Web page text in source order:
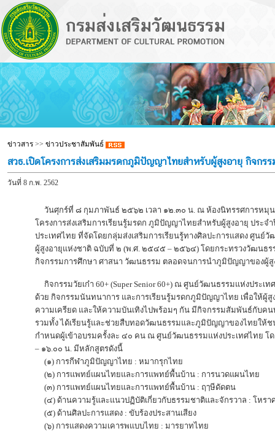
ข่าวสาร>> ข่าวประชาสัมพันธ์
สวธ.เปิดโครงการส่งเสริมมรดกภูมิปัญญาไทยสำหรับผู้สูงอายุ กิจกร
วันที่ 8 ก.พ. 2562
วันศุกร์ที่ ๘ กุมภาพันธ์ ๒๕๖๒ เวลา ๑๒.๓๐ น. ณ ห้องนิทรรศการหมุน
โครงการส่งเสริมการเรียนรู้มรดก ภูมิปัญญาไทยสำหรับผู้สูงอายุ ประจ
ประเทศไทย ที่จัดโดยกลุ่มส่งเสริมการเรียนรู้ทางศิลปะการแสดง ศูน
ผู้สูงอายุแห่งชาติ ฉบับที่ ๒ (พ.ศ. ๒๕๔๕ – ๒๕๖๔) โดยกระทรวงวัฒนธ
กิจกรรมการศึกษา ศาสนา วัฒนธรรม ตลอดจนการนำภูมิปัญญาของผู้
กิจกรรมวัยเก๋า 60+ (Super Senior 60+) ณ ศูนย์วัฒนธรรมแห่งประ
ด้วย กิจกรรมนันทนาการ และการเรียนรู้มรดกภูมิปัญญาไทย เพื่อให้ผู้
ความเครียด และให้ความบันเทิงไปพร้อมๆ กัน มีกิจกรรมสัมพันธ์กับ
รวมทั้ง ได้เรียนรู้และช่วยสืบทอดวัฒนธรรมและภูมิปัญญาของไทยให้
กำหนดผู้เข้าอบรมครั้งละ ๔๐ คน ณ ศูนย์วัฒนธรรมแห่งประเทศไทย โ
– ๑๖.๐๐ น. มีหลักสูตรดังนี้
(๑) การกีฬาภูมิปัญญาไทย : หมากรุกไทย
(๒) การแพทย์แผนไทยและการแพทย์พื้นบ้าน : การนวดแผนไทย
(๓) การแพทย์แผนไทยและการแพทย์พื้นบ้าน : ฤๅษีดัดตน
(๔) ด้านความรู้และแนวปฏิบัติเกี่ยวกับธรรมชาติและจักรวาล : โหรา
(๕) ด้านศิลปะการแสดง : ขับร้องประสานเสียง
(๖) การแสดงความเคารพแบบไทย : มารยาทไทย